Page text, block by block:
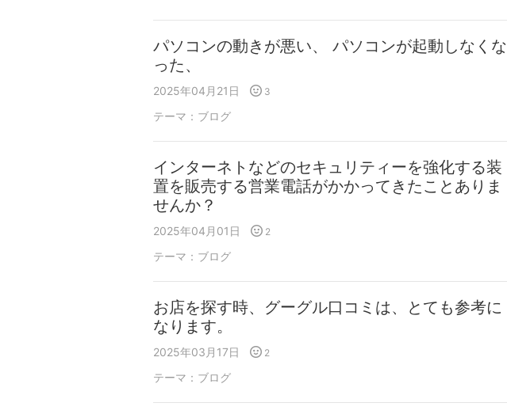
パソコンの動きが悪い、 パソコンが起動しなくな
った、
2025年04月21日 3
テーマ： ブログ
インターネトなどのセキュリティーを強化する装
置を販売する営業電話がかかってきたことありま
せんか？
2025年04月01日 2
テーマ： ブログ
お店を探す時、グーグル口コミは、とても参考に
なります。
2025年03月17日 2
テーマ： ブログ